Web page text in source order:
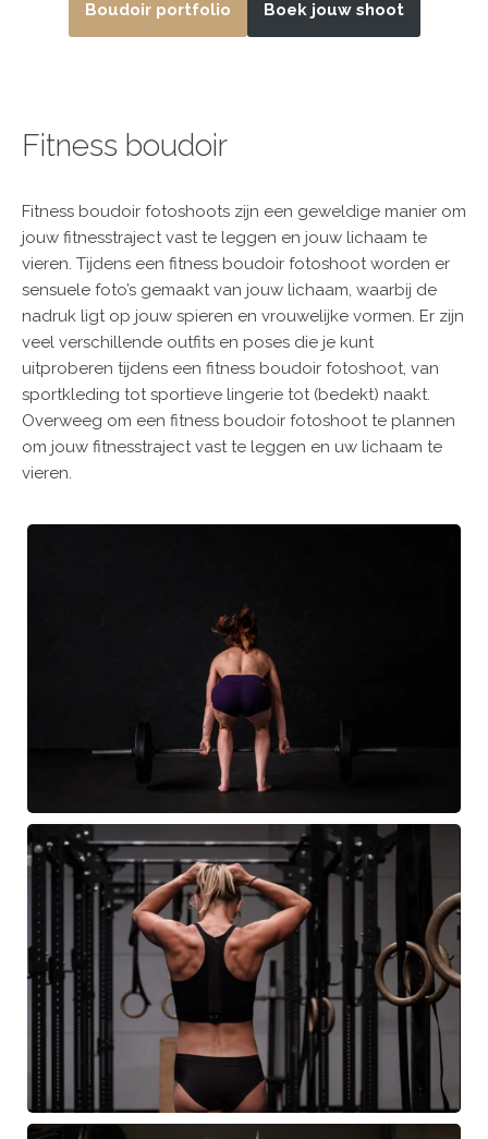
Boudoir portfolio Boek jouw shoot
Fitness boudoir
Fitness boudoir fotoshoots zijn een geweldige manier om
jouw fitnesstraject vast te leggen en jouw lichaam te
vieren. Tijdens een fitness boudoir fotoshoot worden er
sensuele foto’s gemaakt van jouw lichaam, waarbij de
nadruk ligt op jouw spieren en vrouwelijke vormen. Er zijn
veel verschillende outfits en poses die je kunt
uitproberen tijdens een fitness boudoir fotoshoot, van
sportkleding tot sportieve lingerie tot (bedekt) naakt.
Overweeg om een fitness boudoir fotoshoot te plannen
om jouw fitnesstraject vast te leggen en uw lichaam te
vieren.